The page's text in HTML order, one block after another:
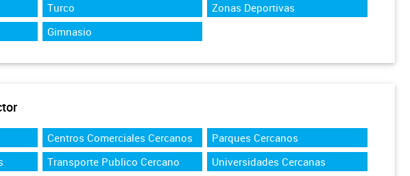
Turco
Zonas Deportivas
Gimnasio
Centros Comerciales Cercanos
Parques Cercanos
Transporte Publico Cercano Universidades Cercanas